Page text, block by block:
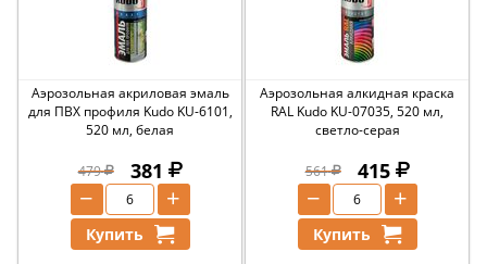
Аэрозольная акриловая эмаль
для ПВХ профиля Kudo KU-6101,
520 мл, белая
479 381
+
−
Купить
Аэрозольная алкидная краска
RAL Kudo KU-07035, 520 мл,
светло-серая
561 415
+
−
Купить